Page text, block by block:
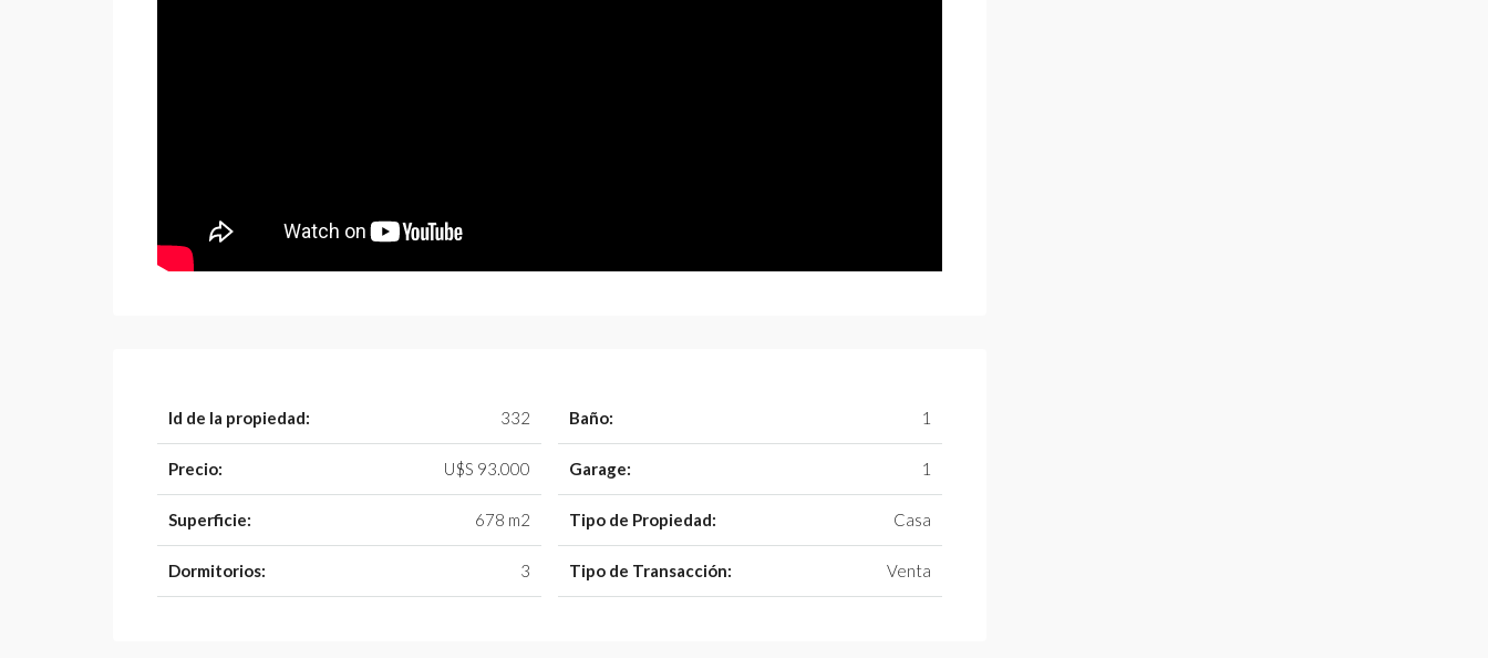
Id de la propiedad: 332
Precio: U$S 93.000
Superficie: 678 m2
Dormitorios: 3
Baño: 1
Garage: 1
Tipo de Propiedad: Casa
Tipo de Transacción: Venta